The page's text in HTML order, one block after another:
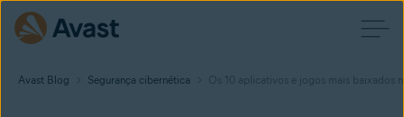
Avast Blog Segurança cibernética Os 10 aplicativos e jogos mais baixados